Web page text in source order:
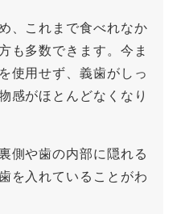
、これまで食べれなか
も多数できます。今ま
使用せず、義歯がしっ
感がほとんどなくなり
側や歯の内部に隠れる
を入れていることがわ